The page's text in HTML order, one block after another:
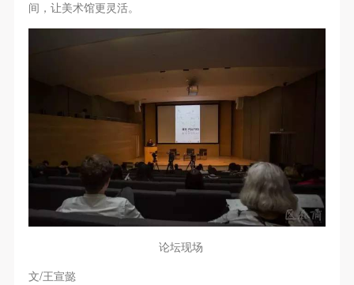
间，让美术馆更灵活。
论坛现场
文/王宣懿